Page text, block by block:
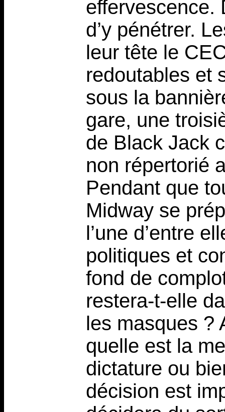
effervescence.
d’y pénétrer.
leur tête le
redoutables et
sous la
gare, une
de Black Jack
non répertorié
Pendant que
Midway se
l’une d’entre
politiques et
fond de
restera-t-elle
les masques ?
quelle est la
dictature ou
décision est